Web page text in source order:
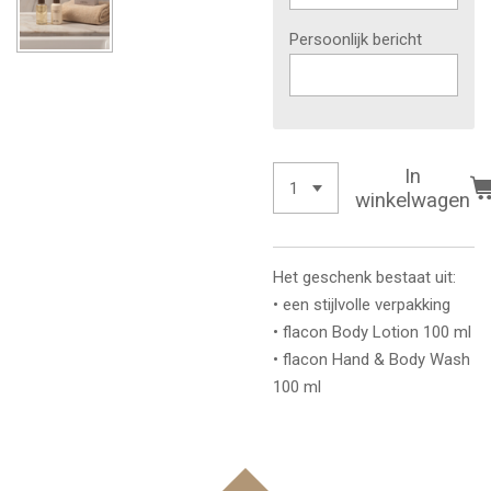
Persoonlijk bericht
In
winkelwagen
Het geschenk bestaat uit:
• een stijlvolle verpakking
• flacon Body Lotion 100 ml
• flacon Hand & Body Wash
100 ml